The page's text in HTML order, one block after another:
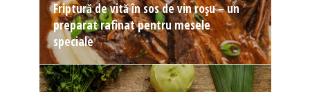
Friptură de vită în sos de vin roșu – un
preparat rafinat pentru mesele
speciale